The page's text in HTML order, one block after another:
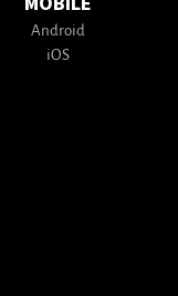
Android
iOS